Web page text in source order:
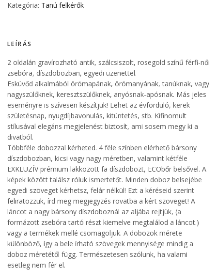
Kategória: Tanú felkérők
LEÍRÁS
2 oldalán gravírozható antik, szálcsiszolt, rosegold színű férfi-női
zsebóra, díszdobozban, egyedi üzenettel.
Esküvőd alkalmából örömapának, örömanyának, tanúknak, vagy
nagyszülőknek, keresztszülőknek, anyósnak-apósnak. Más jeles
eseményre is szívesen készítjük! Lehet az évforduló, kerek
születésnap, nyugdíjbavonulás, kitüntetés, stb. Kifinomult
stílusával elegáns megjelenést biztosít, ami sosem megy ki a
divatból.
Többféle dobozzal kérheted. 4 féle színben elérhető bársony
díszdobozban, kicsi vagy nagy méretben, valamint kétféle
EXKLUZÍV prémium lakkozott fa díszdobozt, ECObőr belsővel. A
képek között találsz róluk ismertetőt. Minden doboz belsejébe
egyedi szöveget kérhetsz, felár nélkül! Ezt a kéréseid szerint
feliratozzuk, írd meg megjegyzés rovatba a kért szöveget! A
láncot a nagy bársony díszdoboznál az aljába rejtjük, (a
formázott zsebóra tartó részt kiemelve megtalálod a láncot.)
vagy a termékek mellé csomagoljuk. A dobozok mérete
különböző, így a bele írható szövegek mennyisége mindig a
doboz méretétől függ. Természetesen szólunk, ha valami
esetleg nem fér el.